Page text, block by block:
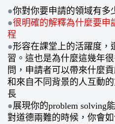
●你對你要申請的領域有多
●很明確的解釋為什麼要申
程
●形容在課堂上的活躍度，
習。這也是為什麼這幾年
問，申請者可以帶來什麼
和來自不同背景的人互動
長
●展現你的problem solving
對道德兩難的時候，你會